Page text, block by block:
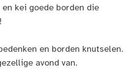
kei goede borden die
en borden knutselen.
avond van.